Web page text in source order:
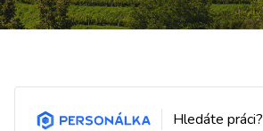
Hledáte práci?